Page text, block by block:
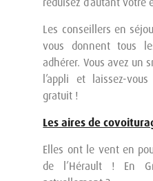
Les conseillers en
vous donnent tous
adhérer. Vous avez un
l’appli et laissez-
gratuit !
Les aires de
Elles ont le vent en
de l’Hérault ! En